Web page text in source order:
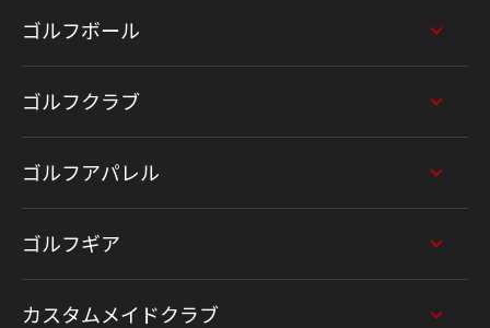
ゴルフボール
ゴルフクラブ
ゴルフアパレル
ゴルフギア
カスタムメイドクラブ